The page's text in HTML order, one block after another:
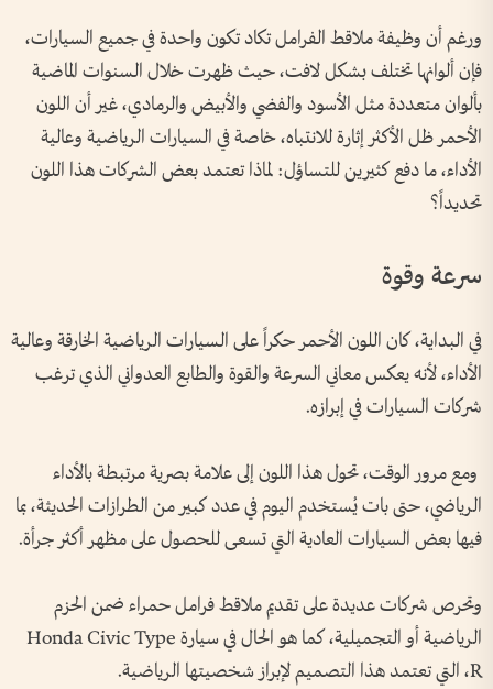
ورغم أن وظيفة ملاقط الفرامل تكاد تكون واحدة في جميع السيارات،
فإن ألوانها تختلف بشكل لافت، حيث ظهرت خلال السنوات الماضية
بألوان متعددة مثل الأسود والفضي والأبيض والرمادي، غير أن اللون
الأحمر ظل الأكثر إثارة للانتباه، خاصة في السيارات الرياضية وعالية
الأداء، ما دفع كثيرين للتساؤل: لماذا تعتمد بعض الشركات هذا اللون
تحديداً؟
سرعة وقوة
في البداية، كان اللون الأحمر حكراً على السيارات الرياضية الخارقة وعالية
الأداء، لأنه يعكس معاني السرعة والقوة والطابع العدواني الذي ترغب
شركات السيارات في إبرازه.
ومع مرور الوقت، تحول هذا اللون إلى علامة بصرية مرتبطة بالأداء
الرياضي، حتى بات يُستخدم اليوم في عدد كبير من الطرازات الحديثة، بما
فيها بعض السيارات العادية التي تسعى للحصول على مظهر أكثر جرأة.
وتحرص شركات عديدة على تقديم ملاقط فرامل حمراء ضمن الحزم
الرياضية أو التجميلية، كما هو الحال في سيارة Honda Civic Type
R، التي تعتمد هذا التصميم لإبراز شخصيتها الرياضية.